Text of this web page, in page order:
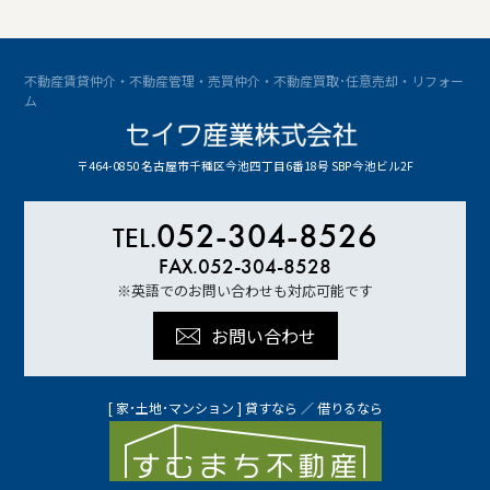
不動産賃貸仲介・不動産管理・売買仲介・不動産買取･任意売却・リフォー
ム
〒464-0850 名古屋市千種区今池四丁目6番18号 SBP今池ビル2F
TEL.052-304-8526
FAX.052-304-8528
※英語でのお問い合わせも対応可能です
お問い合わせ
[ 家･土地･マンション ] 貸すなら ／ 借りるなら